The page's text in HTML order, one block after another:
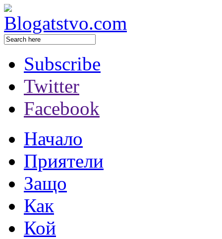
Subscribe
Twitter
Facebook
Начало
Приятели
Защо
Как
Кой